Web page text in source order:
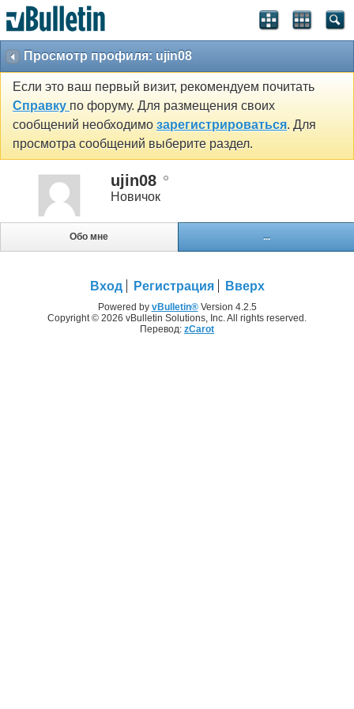
Просмотр профиля: ujin08
Если это ваш первый визит, рекомендуем почитать
Справку по форуму. Для размещения своих
сообщений необходимо зарегистрироваться. Для
просмотра сообщений выберите раздел.
ujin08
Новичок
Обо мне ...
Вход Регистрация Вверх
Powered by vBulletin®Version 4.2.5
Copyright © 2026 vBulletin Solutions, Inc. All rights reserved.
Перевод: zCarot